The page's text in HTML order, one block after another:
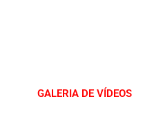
GALERIA DE VÍDEOS